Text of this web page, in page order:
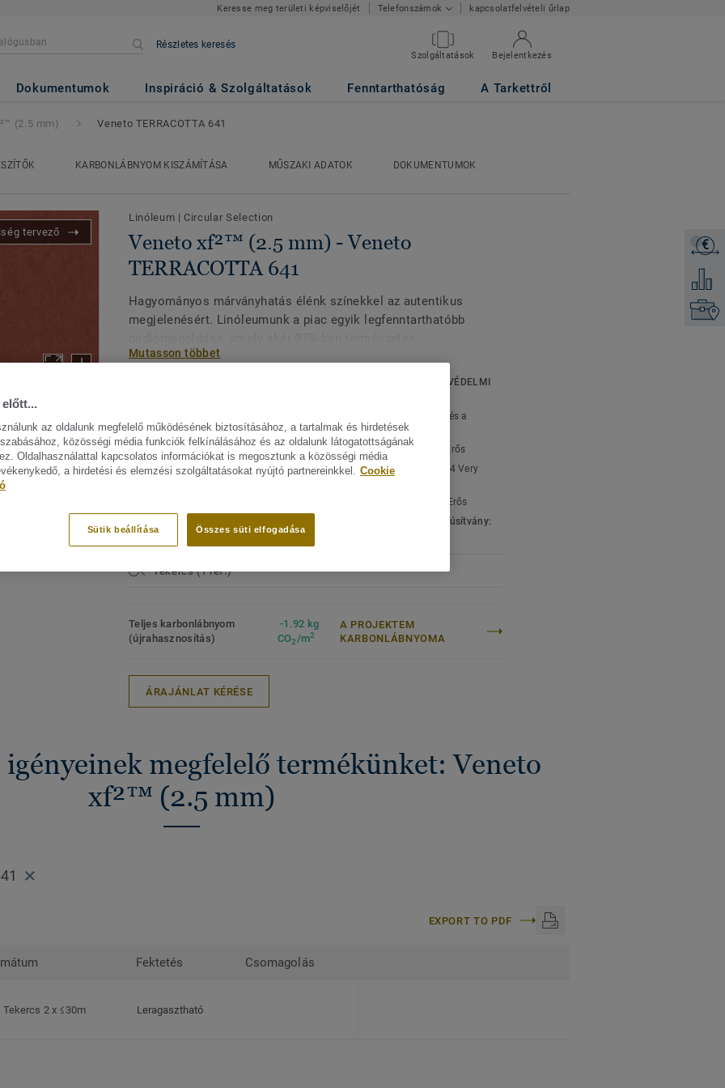
Keresse meg területi képviselőjét Telefonszámok kapcsolatfelvételi űrlap
Részletes keresés
Szolgáltatások Bejelentkezés
Dokumentumok Inspiráció & Szolgáltatások Fenntarthatóság A Tarkettről
- Veneto TERRACOTTA 641
€
(2.5 mm) Veneto TERRACOTTA 641
KARBONLÁBNYOM KISZÁMÍTÁSA MŰSZAKI ADATOK
DOKUMENTUMOK
tervező
megtekitése. (41)
Linóleum | Circular Selection
Veneto xf²™ (2.5 mm) - Veneto
TERRACOTTA 641
Hagyományos márványhatás élénk színekkel az autentikus
megjelenésért. Linóleumunk a piac egyik legfenntarthatóbb
alapanyagokból készül. Egyedi xf² felületvédelemmel kezelve a
Ez a kollekció a Circular Selection kínálatunk része.
Mutasson többet
MŰSZAKI ÉS KÖRNYEZETVÉDELMI
Mintázatlan és a
mintázott linóleum
Lakossági besorolás:
23 Erős
Kereskedelmi besorolás:
34 Very
43 Erős
Minőségi & környezeti tanúsítvány:
Tekercs (1 ref.)
Teljes karbonlábnyom
(újrahasznosítás)
-1.92 kg
CO2/m2
A PROJEKTEM
KARBONLÁBNYOMA
ÁRAJÁNLAT KÉRÉSE
igényeinek megfelelő termékünket: Veneto
xf²™ (2.5 mm)
EXPORT TO PDF
Fektetés Csomagolás
Tekercs 2 x ≤30m Leragasztható
előtt...
az oldalunk megfelelő működésének biztosításához, a tartalmak és hirdetések
közösségi média funkciók felkínálásához és az oldalunk látogatottságának
Oldalhasználattal kapcsolatos információkat is megosztunk a közösségi média
a hirdetési és elemzési szolgáltatásokat nyújtó partnereinkkel. Cookie
Összes süti elfogadása
Sütik beállítása